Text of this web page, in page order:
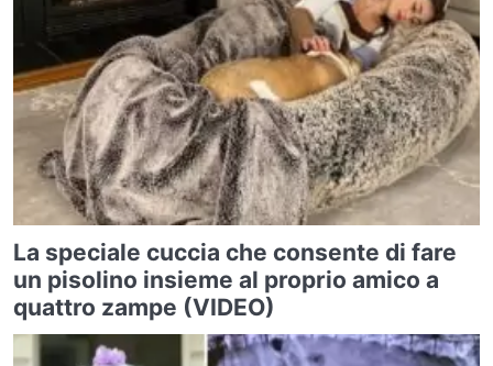
La speciale cuccia che consente di fare
un pisolino insieme al proprio amico a
quattro zampe (VIDEO)